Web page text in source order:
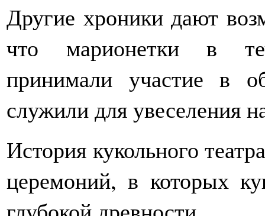
Другие хроники дают
что марионетки в
принимали участие в
служили для увеселения
История кукольного
церемоний, в которых